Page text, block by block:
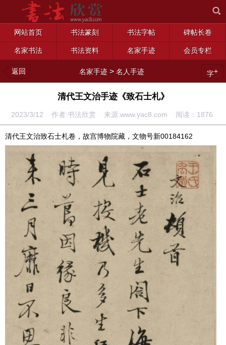
网站首页 书法篆刻 书法字帖 碑帖长卷
名家书法 书法资料 名家手迹 会员专栏
返回 名家手迹 >名人手迹 字+
清代王文治手迹《致石士札》
2023/3/12 作者:书法欣赏 来源:www.yac8.com 阅读： 1876
清代王文治致石士札卷，故宫博物院藏，文物号新00184162